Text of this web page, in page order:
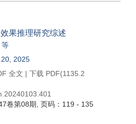
果推理研究综述
等
2025
全文 | 下载 PDF(1135.2
卷第08期 , 页码：119 - 135